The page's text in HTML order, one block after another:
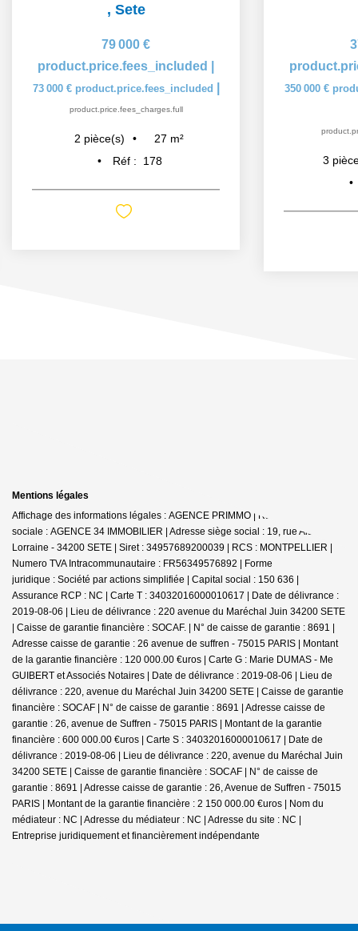
, Sete
79 000 €
product.price.fees_included
73 000 € product.price.fees_included
product.price.fees_charges.full
2 pièce(s) 27 m²
Réf :
178
350 000 €
3
Mentions légales
Affichage des informations légales : AGENCE PRIMMO | Raison
sociale : AGENCE 34 IMMOBILIER | Adresse siège social : 19, rue Alsace
Lorraine - 34200 SETE | Siret : 34957689200039 | RCS : MONTPELLIER |
Numero TVA Intracommunautaire : FR56349576892 | Forme
juridique : Société par actions simplifiée | Capital social : 150 636 |
Assurance RCP : NC | Carte T : 34032016000010617 | Date de délivrance :
2019-08-06 | Lieu de délivrance : 220 avenue du Maréchal Juin 34200 SETE
| Caisse de garantie financière : SOCAF. | N° de caisse de garantie : 8691 |
Adresse caisse de garantie : 26 avenue de suffren - 75015 PARIS | Montant
de la garantie financière : 120 000.00 €uros | Carte G : Marie DUMAS - Me
GUIBERT et Associés Notaires | Date de délivrance : 2019-08-06 | Lieu de
délivrance : 220, avenue du Maréchal Juin 34200 SETE | Caisse de garantie
financière : SOCAF | N° de caisse de garantie : 8691 | Adresse caisse de
garantie : 26, avenue de Suffren - 75015 PARIS | Montant de la garantie
financière : 600 000.00 €uros | Carte S : 34032016000010617 | Date de
délivrance : 2019-08-06 | Lieu de délivrance : 220, avenue du Maréchal Juin
34200 SETE | Caisse de garantie financière : SOCAF | N° de caisse de
garantie : 8691 | Adresse caisse de garantie : 26, Avenue de Suffren - 75015
PARIS | Montant de la garantie financière : 2 150 000.00 €uros | Nom du
médiateur : NC | Adresse du médiateur : NC | Adresse du site : NC |
Entreprise juridiquement et financièrement indépendante